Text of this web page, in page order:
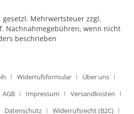
gesetzl. Mehrwertsteuer zzgl.
Nachnahmegebühren, wenn nicht
beschrieben
Widerrufsformular
Über uns
AGB Impressum
Versandkosten
Datenschutz
Widerrufsrecht (B2C)